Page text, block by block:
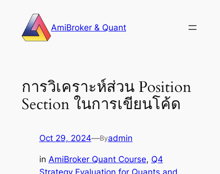
content
AmiBroker & Quant
การวิเคราะห์ส่วน Position
Section ในการเขียนโค้ด
Oct 29, 2024—Byadmin
in AmiBroker Quant Course, Q4
Strategy Evaluation for Quants and